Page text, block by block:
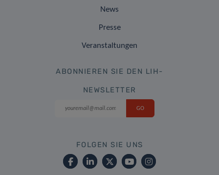
News
Presse
Veranstaltungen
ABONNIEREN SIE DEN LIH-
NEWSLETTER
FOLGEN SIE UNS